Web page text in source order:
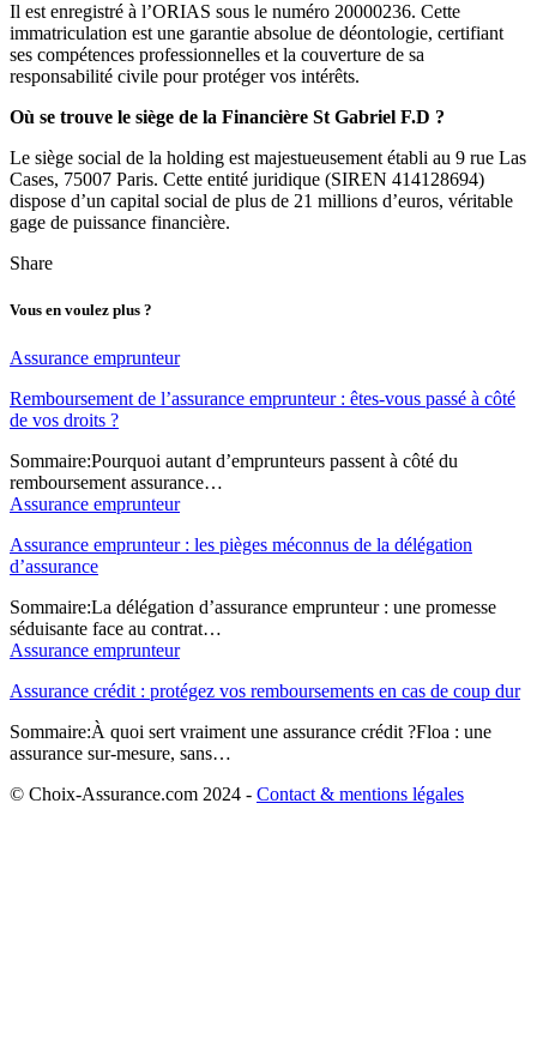
Il est enregistré à l’ORIAS sous le numéro 20000236. Cette
immatriculation est une garantie absolue de déontologie, certifiant
ses compétences professionnelles et la couverture de sa
responsabilité civile pour protéger vos intérêts.
Où se trouve le siège de la Financière St Gabriel F.D ?
Le siège social de la holding est majestueusement établi au 9 rue Las
Cases, 75007 Paris. Cette entité juridique (SIREN 414128694)
dispose d’un capital social de plus de 21 millions d’euros, véritable
gage de puissance financière.
Share
Vous en voulez plus ?
Assurance emprunteur
Remboursement de l’assurance emprunteur : êtes-vous passé à côté
de vos droits ?
Sommaire:Pourquoi autant d’emprunteurs passent à côté du
remboursement assurance…
Assurance emprunteur
Assurance emprunteur : les pièges méconnus de la délégation
d’assurance
Sommaire:La délégation d’assurance emprunteur : une promesse
séduisante face au contrat…
Assurance emprunteur
Assurance crédit : protégez vos remboursements en cas de coup dur
Sommaire:À quoi sert vraiment une assurance crédit ?Floa : une
assurance sur-mesure, sans…
© Choix-Assurance.com 2024 - Contact & mentions légales